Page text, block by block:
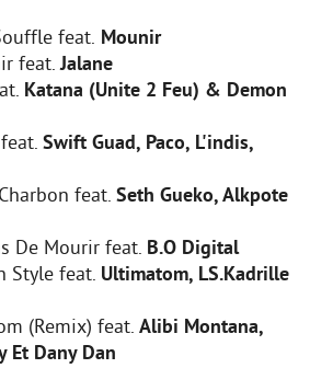
feat. Mounir
feat.Jalane
Katana (Unite 2 Feu) & Demon
Swift Guad, Paco, L'indis,
feat. Seth Gueko, Alkpote
De Mourir feat. B.O Digital
Style feat. Ultimatom, LS.Kadrille
(Remix) feat. Alibi Montana,
Et Dany Dan